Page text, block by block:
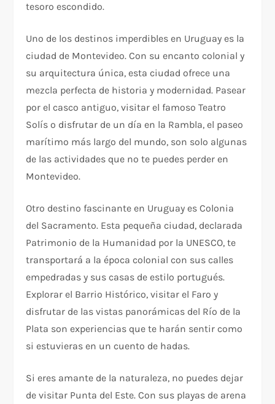
tesoro escondido.
Uno de los destinos imperdibles en Uruguay es la
ciudad de Montevideo. Con su encanto colonial y
su arquitectura única, esta ciudad ofrece una
mezcla perfecta de historia y modernidad. Pasear
por el casco antiguo, visitar el famoso Teatro
Solís o disfrutar de un día en la Rambla, el paseo
marítimo más largo del mundo, son solo algunas
de las actividades que no te puedes perder en
Montevideo.
Otro destino fascinante en Uruguay es Colonia
del Sacramento. Esta pequeña ciudad, declarada
Patrimonio de la Humanidad por la UNESCO, te
transportará a la época colonial con sus calles
empedradas y sus casas de estilo portugués.
Explorar el Barrio Histórico, visitar el Faro y
disfrutar de las vistas panorámicas del Río de la
Plata son experiencias que te harán sentir como
si estuvieras en un cuento de hadas.
Si eres amante de la naturaleza, no puedes dejar
de visitar Punta del Este. Con sus playas de arena